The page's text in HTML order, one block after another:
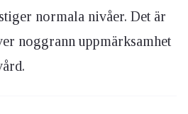
normala nivåer. Det är
noggrann uppmärksamhet